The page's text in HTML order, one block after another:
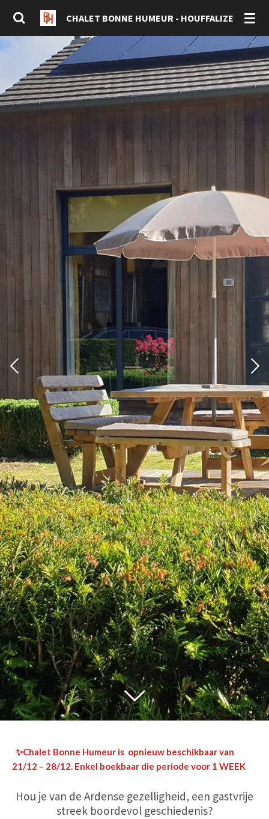
Ga
direct
naar
hoofdinhoud
CHALET BONNE HUMEUR - HOUFFALIZE
✨Chalet Bonne Humeur is opnieuw beschikbaar van
21/12 – 28/12. Enkel boekbaar die periode voor 1 WEEK
Hou je van de Ardense gezelligheid, een gastvrije
streek boordevol geschiedenis?